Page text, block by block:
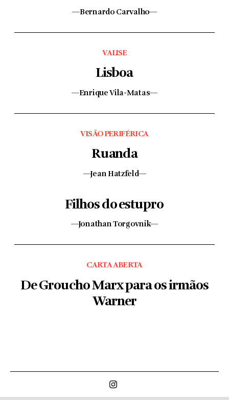
—Bernardo Carvalho—
VALISE
Lisboa
—Enrique Vila-Matas—
VISÃO PERIFÉRICA
Ruanda
—Jean Hatzfeld—
Filhos do estupro
—Jonathan Torgovnik—
CARTA ABERTA
De Groucho Marx para os irmãos
Warner